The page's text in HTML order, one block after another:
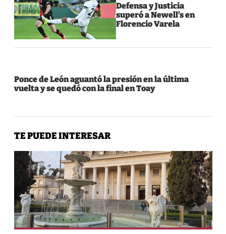
Defensa y Justicia
superó a Newell’s en
Florencio Varela
Ponce de León aguantó la presión en la última
vuelta y se quedó con la final en Toay
TE PUEDE INTERESAR